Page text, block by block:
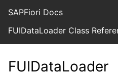
SAPFiori Docs
FUIDataLoader Class
FUIDataLoader